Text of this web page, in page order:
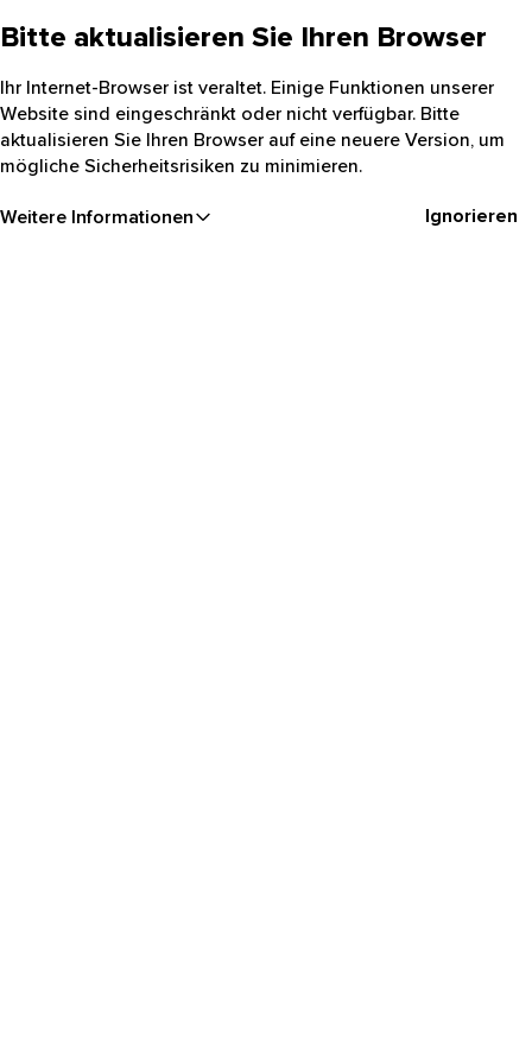
Bitte aktualisieren Sie Ihren Browser
Ihr Internet-Browser ist veraltet. Einige Funktionen unserer
Website sind eingeschränkt oder nicht verfügbar. Bitte
aktualisieren Sie Ihren Browser auf eine neuere Version, um
mögliche Sicherheitsrisiken zu minimieren.
Weitere Informationen Ignorieren